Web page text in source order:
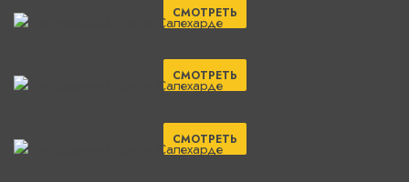
СМОТРЕТЬ
СМОТРЕТЬ
СМОТРЕТЬ